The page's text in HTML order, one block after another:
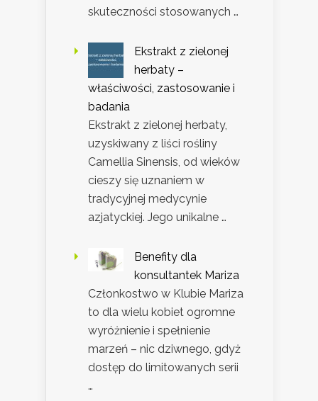
skuteczności stosowanych …
Ekstrakt z zielonej
herbaty –
właściwości, zastosowanie i
badania
Ekstrakt z zielonej herbaty,
uzyskiwany z liści rośliny
Camellia Sinensis, od wieków
cieszy się uznaniem w
tradycyjnej medycynie
azjatyckiej. Jego unikalne …
Benefity dla
konsultantek Mariza
Członkostwo w Klubie Mariza
to dla wielu kobiet ogromne
wyróżnienie i spełnienie
marzeń – nic dziwnego, gdyż
dostęp do limitowanych serii
…